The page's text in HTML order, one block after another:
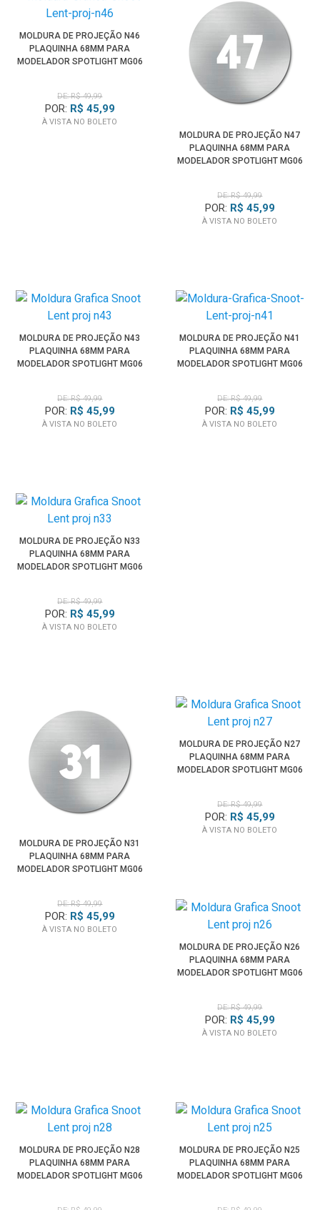
MOLDURA DE PROJEÇÃO N46
PLAQUINHA 68MM PARA
MODELADOR SPOTLIGHT MG06
DE: R$ 49,99
POR: R$ 45,99
À VISTA NO BOLETO
MOLDURA DE PROJEÇÃO N47
PLAQUINHA 68MM PARA
MODELADOR SPOTLIGHT MG06
DE: R$ 49,99
POR: R$ 45,99
À VISTA NO BOLETO
MOLDURA DE PROJEÇÃO N43
PLAQUINHA 68MM PARA
MODELADOR SPOTLIGHT MG06
DE: R$ 49,99
POR: R$ 45,99
À VISTA NO BOLETO
MOLDURA DE PROJEÇÃO N41
PLAQUINHA 68MM PARA
MODELADOR SPOTLIGHT MG06
DE: R$ 49,99
POR: R$ 45,99
À VISTA NO BOLETO
MOLDURA DE PROJEÇÃO N33
PLAQUINHA 68MM PARA
MODELADOR SPOTLIGHT MG06
DE: R$ 49,99
POR: R$ 45,99
À VISTA NO BOLETO
MOLDURA DE PROJEÇÃO N31
PLAQUINHA 68MM PARA
MODELADOR SPOTLIGHT MG06
DE: R$ 49,99
POR: R$ 45,99
À VISTA NO BOLETO
MOLDURA DE PROJEÇÃO N27
PLAQUINHA 68MM PARA
MODELADOR SPOTLIGHT MG06
DE: R$ 49,99
POR: R$ 45,99
À VISTA NO BOLETO
MOLDURA DE PROJEÇÃO N26
PLAQUINHA 68MM PARA
MODELADOR SPOTLIGHT MG06
DE: R$ 49,99
POR: R$ 45,99
À VISTA NO BOLETO
MOLDURA DE PROJEÇÃO N28
PLAQUINHA 68MM PARA
MODELADOR SPOTLIGHT MG06
MOLDURA DE PROJEÇÃO N25
PLAQUINHA 68MM PARA
MODELADOR SPOTLIGHT MG06